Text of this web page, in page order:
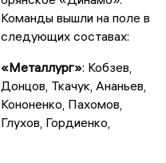
Команды вышли на поле в
следующих составах:
«Металлург»: Кобзев,
Донцов, Ткачук, Ананьев,
Кононенко, Пахомов,
Глухов, Гордиенко,